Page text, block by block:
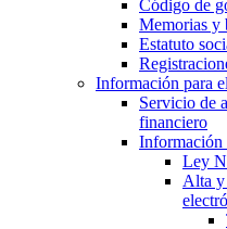
Código de
Memorias y
Estatuto
Información para
Servicio de
financiero
Información
Ley
Alta y